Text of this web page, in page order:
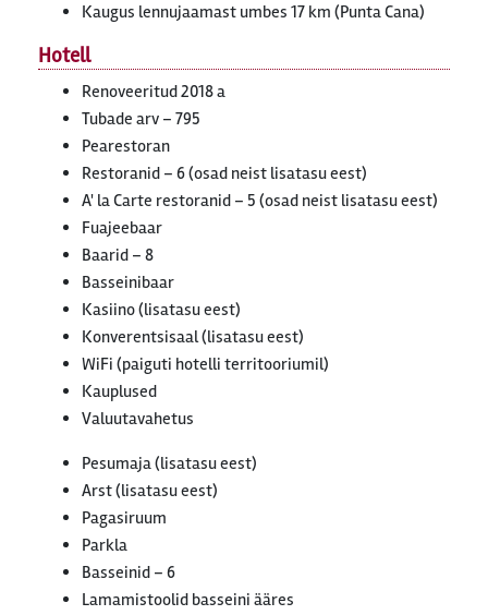
Kaugus lennujaamast umbes 17 km (Punta Cana)
Hotell
Renoveeritud 2018 a
Tubade arv – 795
Pearestoran
Restoranid – 6 (osad neist lisatasu eest)
A' la Carte restoranid – 5 (osad neist lisatasu eest)
Fuajeebaar
Baarid – 8
Basseinibaar
Kasiino (lisatasu eest)
Konverentsisaal (lisatasu eest)
WiFi (paiguti hotelli territooriumil)
Kauplused
Valuutavahetus
Pesumaja (lisatasu eest)
Arst (lisatasu eest)
Pagasiruum
Parkla
Basseinid – 6
Lamamistoolid basseini ääres